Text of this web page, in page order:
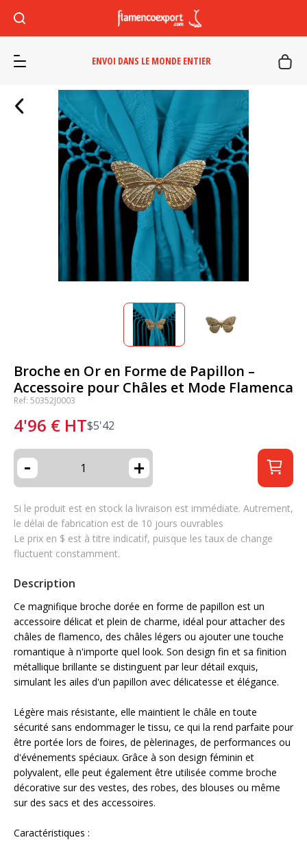
ENVOI DANS LE MONDE ENTIER
Broche en Or en Forme de Papillon –
Accessoire pour Châles et Mode Flamenca
Ref: 50352J0003
4'96 € HT$5'42
- +
Si le produit est en stock la livraison est immédiate. Autrement,
le délai de fabrication est de 10 jours ouvrables
Le prix en $ est à titre indicatif, puisque les taux de change
fluctuent constamment.
Description
Ce magnifique broche dorée en forme de papillon est un
accessoire délicat et plein de charme, idéal pour attacher des
châles de flamenco, des châles légers ou ajouter une touche
romantique à n'importe quel look. Son design fin et sa finition
métallique brillante se distinguent par leur détail exquis,
simulant les ailes d'un papillon avec délicatesse et élégance.
Légère mais résistante, elle maintient le châle en toute
sécurité sans endommager le tissu, ce qui la rend parfaite pour
être portée lors de foires, de pèlerinages, de performances ou
d'événements spéciaux. Grâce à son design féminin et
polyvalent, elle peut également être utilisée comme broche
décorative sur des vestes, des robes, des blouses ou même
sur des sacs et des accessoires.
Caractéristiques :